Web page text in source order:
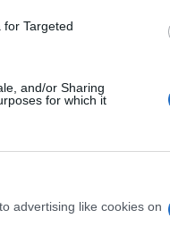
Targeted
and/or Sharing
for which it
advertising like cookies on
metru piste,
ulijevo, potom
Uzrok
avionskih